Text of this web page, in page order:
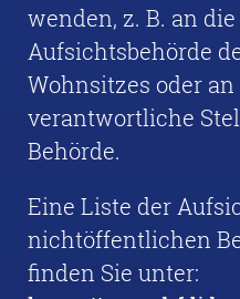
wenden, z. B. an
Aufsichtsbehörde
Wohnsitzes oder
verantwortliche
Behörde.
Eine Liste der
nichtöffentlichen
finden Sie unter: